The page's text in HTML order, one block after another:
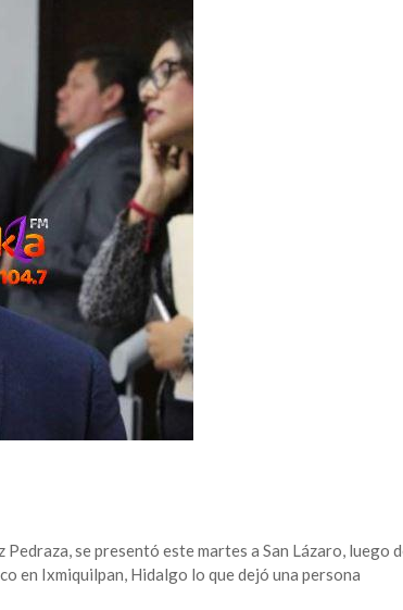
se presentó este martes a San Lázaro, luego
en Ixmiquilpan, Hidalgo lo que dejó una persona